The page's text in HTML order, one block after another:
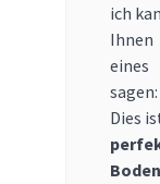
ich
Ihnen
eines
sagen:
Dies